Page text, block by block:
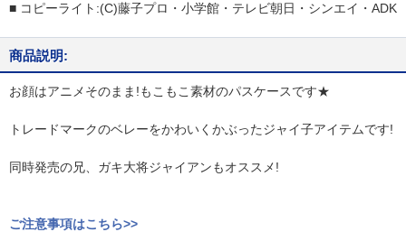
■ コピーライト:(C)藤子プロ・小学館・テレビ朝日・シンエイ・ADK
商品説明:
お顔はアニメそのまま!もこもこ素材のパスケースです★
トレードマークのベレーをかわいくかぶったジャイ子アイテムです!
同時発売の兄、ガキ大将ジャイアンもオススメ!
ご注意事項はこちら>>